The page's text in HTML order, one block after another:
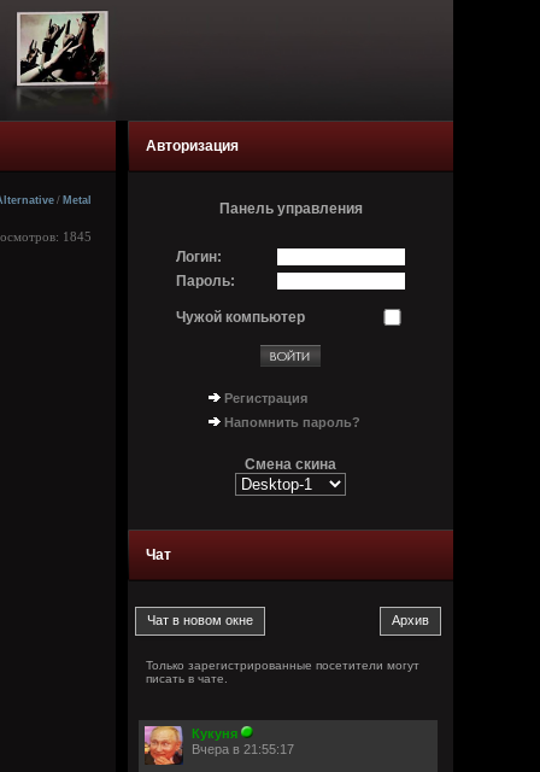
/ Metal
1845
Авторизация
Панель управления
Логин:
Пароль:
Чужой компьютер
Регистрация
Напомнить пароль?
Смена скина
Чат
Только зарегистрированные посетители могут
писать в чате.
Кукуня
Вчера в 21:55:17